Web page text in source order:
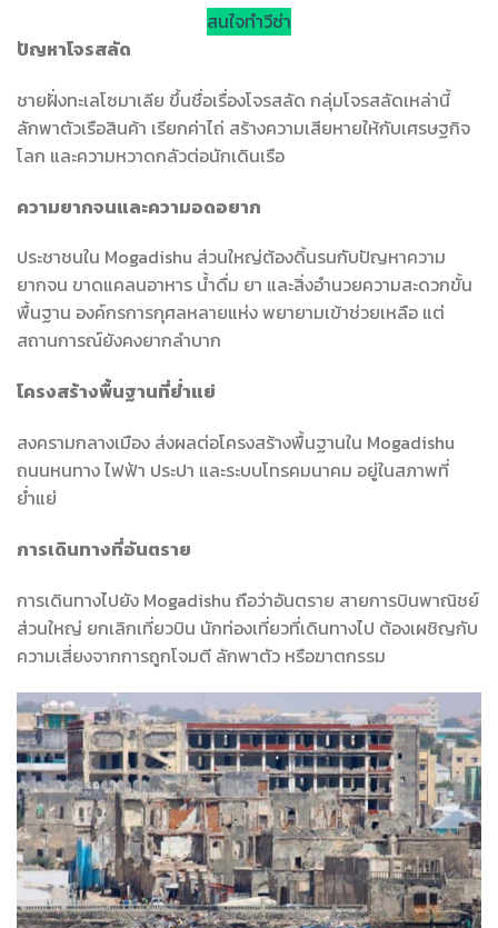
สนใจทำวีซ่า
ปัญหาโจรสลัด
ชายฝั่งทะเลโซมาเลีย ขึ้นชื่อเรื่องโจรสลัด กลุ่มโจรสลัดเหล่านี้
ลักพาตัวเรือสินค้า เรียกค่าไถ่ สร้างความเสียหายให้กับเศรษฐกิจ
โลก และความหวาดกลัวต่อนักเดินเรือ
ความยากจนและความอดอยาก
ประชาชนใน Mogadishu ส่วนใหญ่ต้องดิ้นรนกับปัญหาความ
ยากจน ขาดแคลนอาหาร น้ำดื่ม ยา และสิ่งอำนวยความสะดวกขั้น
พื้นฐาน องค์กรการกุศลหลายแห่ง พยายามเข้าช่วยเหลือ แต่
สถานการณ์ยังคงยากลำบาก
โครงสร้างพื้นฐานที่ย่ำแย่
สงครามกลางเมือง ส่งผลต่อโครงสร้างพื้นฐานใน Mogadishu
ถนนหนทาง ไฟฟ้า ประปา และระบบโทรคมนาคม อยู่ในสภาพที่
ย่ำแย่
การเดินทางที่อันตราย
การเดินทางไปยัง Mogadishu ถือว่าอันตราย สายการบินพาณิชย์
ส่วนใหญ่ ยกเลิกเที่ยวบิน นักท่องเที่ยวที่เดินทางไป ต้องเผชิญกับ
ความเสี่ยงจากการถูกโจมตี ลักพาตัว หรือฆาตกรรม